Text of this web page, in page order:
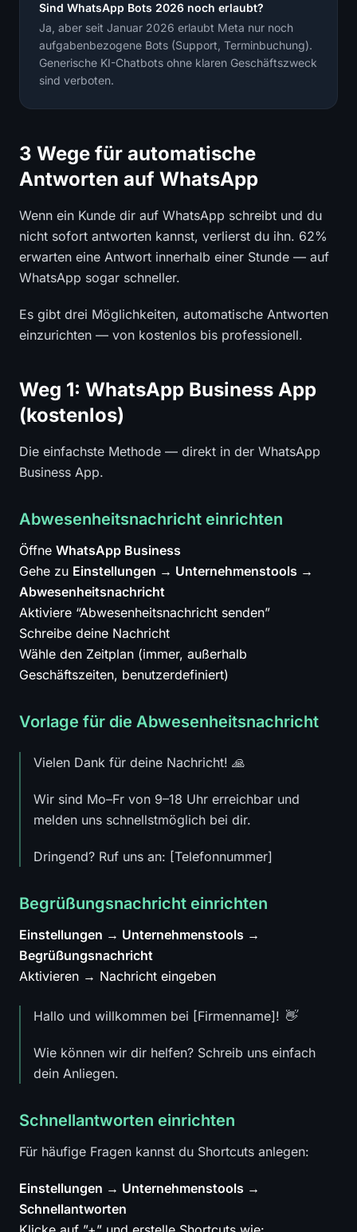
Sind WhatsApp Bots 2026 noch erlaubt?
Ja, aber seit Januar 2026 erlaubt Meta nur noch
aufgabenbezogene Bots (Support, Terminbuchung).
Generische KI-Chatbots ohne klaren Geschäftszweck
sind verboten.
3 Wege für automatische
Antworten auf WhatsApp
Wenn ein Kunde dir auf WhatsApp schreibt und du
nicht sofort antworten kannst, verlierst du ihn. 62%
erwarten eine Antwort innerhalb einer Stunde — auf
WhatsApp sogar schneller.
Es gibt drei Möglichkeiten, automatische Antworten
einzurichten — von kostenlos bis professionell.
Weg 1: WhatsApp Business App
(kostenlos)
Die einfachste Methode — direkt in der WhatsApp
Business App.
Abwesenheitsnachricht einrichten
Öffne WhatsApp Business
Gehe zu Einstellungen → Unternehmenstools →
Abwesenheitsnachricht
Aktiviere “Abwesenheitsnachricht senden”
Schreibe deine Nachricht
Wähle den Zeitplan (immer, außerhalb
Geschäftszeiten, benutzerdefiniert)
Vorlage für die Abwesenheitsnachricht
Vielen Dank für deine Nachricht! 🙏
Wir sind Mo–Fr von 9–18 Uhr erreichbar und
melden uns schnellstmöglich bei dir.
Dringend? Ruf uns an: [Telefonnummer]
Begrüßungsnachricht einrichten
Einstellungen → Unternehmenstools →
Begrüßungsnachricht
Aktivieren → Nachricht eingeben
Hallo und willkommen bei [Firmenname]! 👋
Wie können wir dir helfen? Schreib uns einfach
dein Anliegen.
Schnellantworten einrichten
Für häufige Fragen kannst du Shortcuts anlegen:
Einstellungen → Unternehmenstools →
Schnellantworten